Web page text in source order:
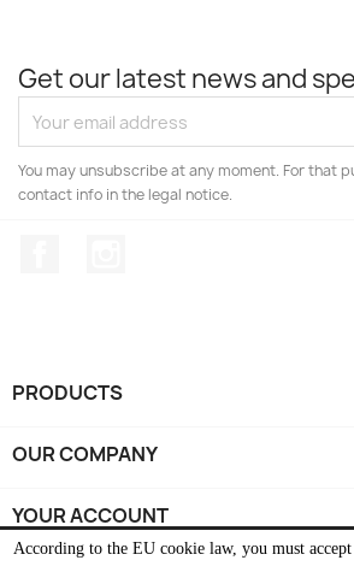
According to the EU cookie law, you must
Get our latest news and
You may unsubscribe at any moment. For that
contact info in the legal notice.
PRODUCTS
OUR COMPANY
YOUR ACCOUNT